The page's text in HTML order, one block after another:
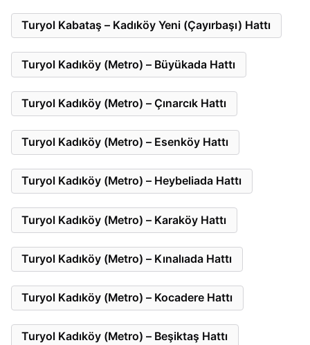
Turyol Kabataş – Kadıköy Yeni (Çayırbaşı) Hattı
Turyol Kadıköy (Metro) – Büyükada Hattı
Turyol Kadıköy (Metro) – Çınarcık Hattı
Turyol Kadıköy (Metro) – Esenköy Hattı
Turyol Kadıköy (Metro) – Heybeliada Hattı
Turyol Kadıköy (Metro) – Karaköy Hattı
Turyol Kadıköy (Metro) – Kınalıada Hattı
Turyol Kadıköy (Metro) – Kocadere Hattı
Turyol Kadıköy (Metro) – Beşiktaş Hattı